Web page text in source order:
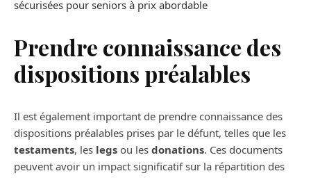
sécurisées pour seniors à prix abordable
Prendre connaissance des
dispositions préalables
Il est également important de prendre connaissance des
dispositions préalables prises par le défunt, telles que les
testaments, les legs ou les donations. Ces documents
peuvent avoir un impact significatif sur la répartition des